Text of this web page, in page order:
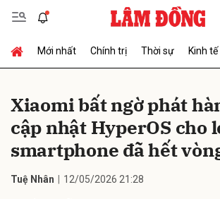
Mới nhất Chính trị Thời sự Kinh tế
Xiaomi bất ngờ phát
cập nhật HyperOS cho
smartphone đã hết
Tuệ Nhân 12/05/2026 21:28
Gửi bình luận